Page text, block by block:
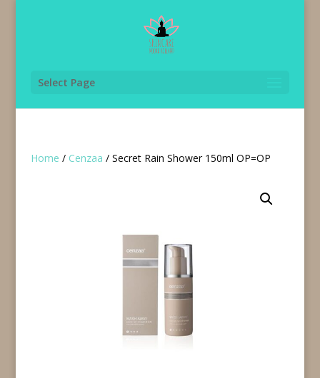
Select Page
Home / Cenzaa / Secret Rain Shower 150ml OP=OP